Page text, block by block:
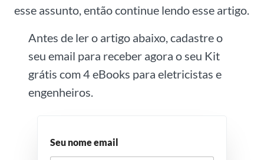
esse assunto, então continue lendo esse artigo.
Antes de ler o artigo abaixo, cadastre o
seu email para receber agora o seu Kit
grátis com 4 eBooks para eletricistas e
engenheiros.
Seu nome email